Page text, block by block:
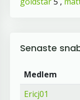
Senaste
Medlem
Ericj01